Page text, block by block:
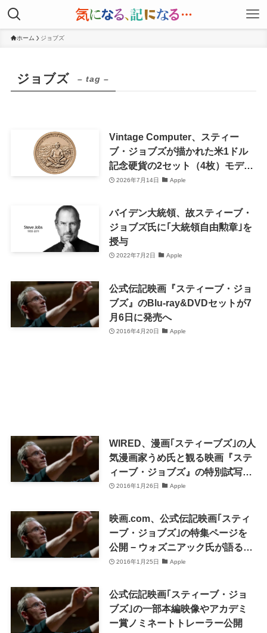
ホーム ジョブズ
ジョブズ – tag –
Vintage Computer、スティー
ブ・ジョブズが描かれた米1ドル
記念硬貨の2セット（4枚）モデル
を販売開始
2026年7月14日 Apple
バイデン大統領、故スティーブ・
ジョブズ氏に｢大統領自由勲章｣を
授与
2022年7月2日 Apple
公式伝記映画『スティーブ・ジョ
ブズ』のBlu-ray&DVDセットが7
月6日に発売へ
2016年4月20日 Apple
WIRED、漫画｢スティーブズ｣の人
気漫画家うめ氏と観る映画『ステ
ィーブ・ジョブズ』の特別試写会
を開催へ
2016年1月26日 Apple
映画.com、公式伝記映画｢スティ
ーブ・ジョブズ｣の特集ページを
公開 − ウォズニアック氏が語る特
別映像も
2016年1月25日 Apple
公式伝記映画｢スティーブ・ジョ
ブズ｣の一部本編映像やアカデミ
ー賞ノミネートトレーラー公開